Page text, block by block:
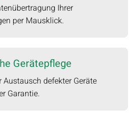
Ihrer
per Mausklick.
Gerätepflege
Austausch defekter Geräte
Garantie.